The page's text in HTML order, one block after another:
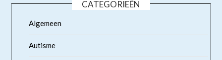
CATEGORIEËN
Algemeen
Autisme